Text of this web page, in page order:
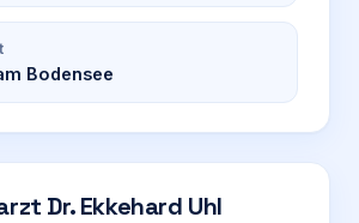
Bodensee
Dr. Ekkehard Uhl